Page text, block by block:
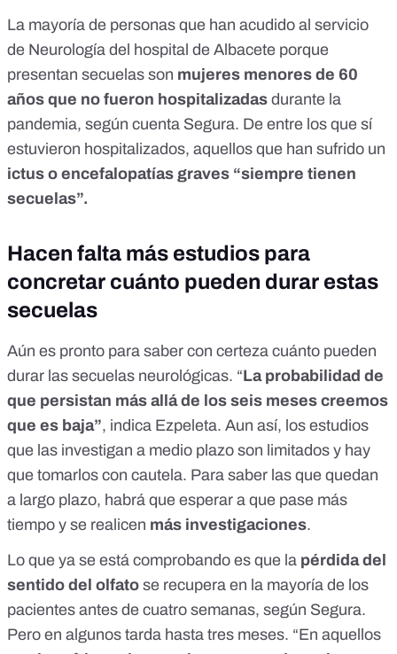
La mayoría de personas que han acudido al servicio
de Neurología del hospital de Albacete porque
presentan secuelas son mujeres menores de 60
años que no fueron hospitalizadas durante la
pandemia, según cuenta Segura. De entre los que sí
estuvieron hospitalizados, aquellos que han sufrido un
ictus o encefalopatías graves “siempre tienen
secuelas”.
Hacen falta más estudios para
concretar cuánto pueden durar estas
secuelas
Aún es pronto para saber con certeza cuánto pueden
durar las secuelas neurológicas. “La probabilidad de
que persistan más allá de los seis meses creemos
que es baja”, indica Ezpeleta. Aun así, los estudios
que las investigan a medio plazo son limitados y hay
que tomarlos con cautela. Para saber las que quedan
a largo plazo, habrá que esperar a que pase más
tiempo y se realicen más investigaciones.
Lo que ya se está comprobando es que la pérdida del
sentido del olfato se recupera en la mayoría de los
pacientes antes de cuatro semanas, según Segura.
Pero en algunos tarda hasta tres meses. “En aquellos